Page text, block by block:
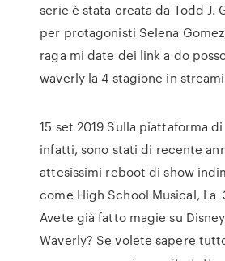
serie è stata creata da Todd J.
per protagonisti Selena
raga mi date dei link a do
waverly la 4 stagione in
15 set 2019 Sulla piattaforma
infatti, sono stati di recente
attesissimi reboot di show
come High School Musical, La
Avete già fatto magie su
Waverly? Se volete sapere